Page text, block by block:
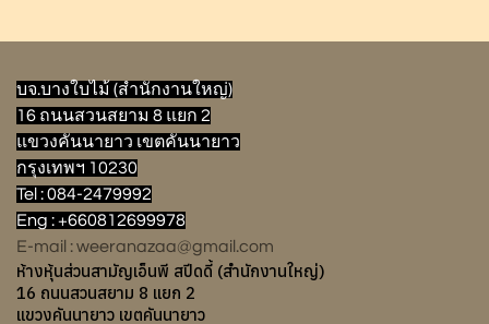
บจ.บางใบไม้ (สำนักงานใหญ่)
16 ถนนสวนสยาม 8 แยก 2
แขวงคันนายาว เขตคันนายาว
กรุงเทพฯ 10230
Tel : 084-2479992
Eng : +660812699978
E-mail : weeranazaa@gmail.com
ห้างหุ้นส่วนสามัญเอ็นพี สปีดดี้ (สำนักงานใหญ่)
16 ถนนสวนสยาม 8 แยก 2
แขวงคันนายาว เขตคันนายาว